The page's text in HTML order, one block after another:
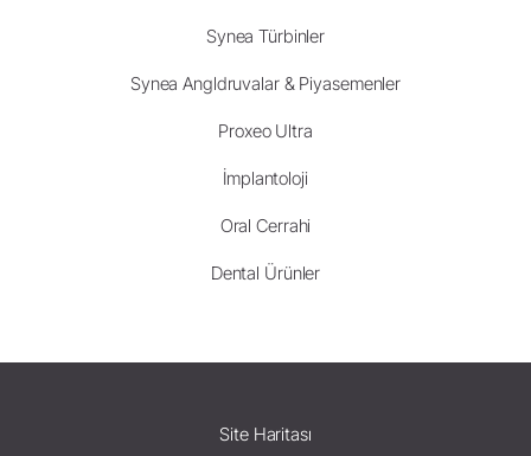
Synea Türbinler
Synea Angldruvalar & Piyasemenler
Proxeo Ultra
İmplantoloji
Oral Cerrahi
Dental Ürünler
Site Haritası